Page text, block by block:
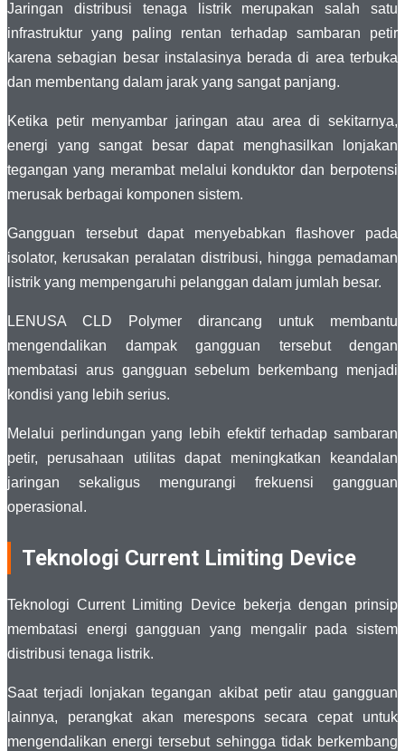
Jaringan distribusi tenaga listrik merupakan salah satu
infrastruktur yang paling rentan terhadap sambaran petir
karena sebagian besar instalasinya berada di area terbuka
dan membentang dalam jarak yang sangat panjang.
Ketika petir menyambar jaringan atau area di sekitarnya,
energi yang sangat besar dapat menghasilkan lonjakan
tegangan yang merambat melalui konduktor dan berpotensi
merusak berbagai komponen sistem.
Gangguan tersebut dapat menyebabkan flashover pada
isolator, kerusakan peralatan distribusi, hingga pemadaman
listrik yang mempengaruhi pelanggan dalam jumlah besar.
LENUSA CLD Polymer dirancang untuk membantu
mengendalikan dampak gangguan tersebut dengan
membatasi arus gangguan sebelum berkembang menjadi
kondisi yang lebih serius.
Melalui perlindungan yang lebih efektif terhadap sambaran
petir, perusahaan utilitas dapat meningkatkan keandalan
jaringan sekaligus mengurangi frekuensi gangguan
operasional.
Teknologi Current Limiting Device
Teknologi Current Limiting Device bekerja dengan prinsip
membatasi energi gangguan yang mengalir pada sistem
distribusi tenaga listrik.
Saat terjadi lonjakan tegangan akibat petir atau gangguan
lainnya, perangkat akan merespons secara cepat untuk
mengendalikan energi tersebut sehingga tidak berkembang